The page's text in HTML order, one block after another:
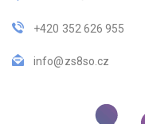
+420 352 626 955
info@zs8so.cz